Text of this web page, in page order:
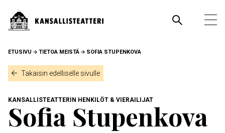
pääsisältöön
MURUPOLKU
ETUSIVU TIETOA MEISTÄ SOFIA STUPENKOVA
Takaisin edelliselle sivulle
KANSALLISTEATTERIN HENKILÖT & VIERAILIJAT
Sofia Stupenkova